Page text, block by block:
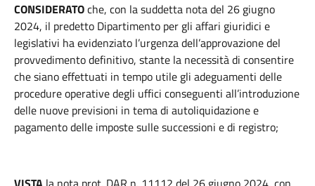
CONSIDERATOche, con la suddetta nota del 26 giugno
2024, il predetto Dipartimento per gli affari giuridici e
legislativi ha evidenziato l’urgenza dell’approvazione del
provvedimento definitivo, stante la necessità di consentire
che siano effettuati in tempo utile gli adeguamenti delle
procedure operative degli uffici conseguenti all’introduzione
delle nuove previsioni in tema di autoliquidazione e
pagamento delle imposte sulle successioni e di registro;